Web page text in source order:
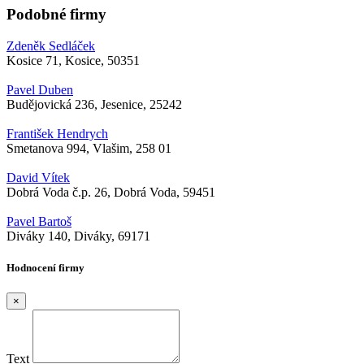
Podobné firmy
Zdeněk Sedláček
Kosice 71, Kosice, 50351
Pavel Duben
Budějovická 236, Jesenice, 25242
František Hendrych
Smetanova 994, Vlašim, 258 01
David Vítek
Dobrá Voda č.p. 26, Dobrá Voda, 59451
Pavel Bartoš
Diváky 140, Diváky, 69171
Hodnocení firmy
×
Text